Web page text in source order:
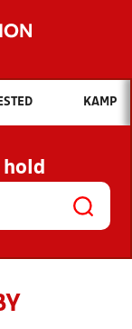
du søge efter?
NYHEDER
OG
KAMP